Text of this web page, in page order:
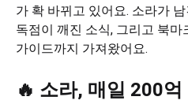
가 확 바뀌고 있어요. 소라가
독점이 깨진 소식, 그리고 북마
가이드까지 가져왔어요.
🔥 소라, 매일 200